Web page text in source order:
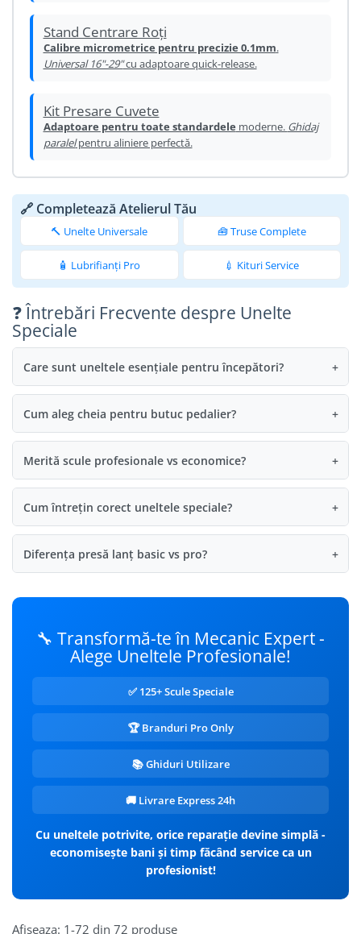
Stand Centrare Roți
Calibre micrometrice pentru precizie 0.1mm.
Universal 16"-29"cu adaptoare quick-release.
Kit Presare Cuvete
Adaptoare pentru toate standardele moderne. Ghidaj
paralelpentru aliniere perfectă.
🔗 Completează Atelierul Tău
🔨 Unelte Universale 🧰 Truse Complete
🧴 Lubrifianți Pro 💉 Kituri Service
❓ Întrebări Frecvente despre Unelte
Speciale
Care sunt uneltele esențiale pentru începători? +
Cum aleg cheia pentru butuc pedalier? +
Merită scule profesionale vs economice? +
Cum întrețin corect uneltele speciale? +
Diferența presă lanț basic vs pro? +
🔧 Transformă-te în Mecanic Expert -
Alege Uneltele Profesionale!
✅ 125+ Scule Speciale
🏆 Branduri Pro Only
📚 Ghiduri Utilizare
🚚 Livrare Express 24h
Cu uneltele potrivite, orice reparație devine simplă -
economisește bani și timp făcând service ca un
profesionist!
Afiseaza: 1-72 din 72 produse